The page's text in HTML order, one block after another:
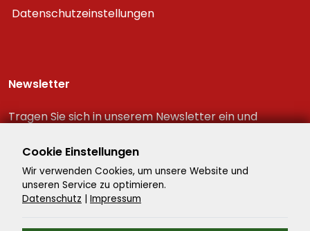
Datenschutzeinstellungen
Newsletter
Tragen Sie sich in unserem Newsletter ein und
Reiseschnäppchen!
Cookie Einstellungen
Wir verwenden Cookies, um unsere Website und
unseren Service zu optimieren.
Datenschutz | Impressum